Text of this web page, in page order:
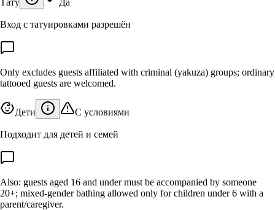
Тату Да
Вход с татуировками разрешён
Only excludes guests affiliated with criminal (yakuza) groups; ordinary
tattooed guests are welcomed.
Дети С условиями
Подходит для детей и семей
Also: guests aged 16 and under must be accompanied by someone
20+; mixed-gender bathing allowed only for children under 6 with a
parent/caregiver.